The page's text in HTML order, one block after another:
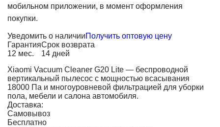
мобильном приложении, в момент оформления
покупки.
Уведомить о наличииПолучить оптовую цену
Гарантия
12 мес.
Срок возврата
14 дней
Xiaomi Vacuum Cleaner G20 Lite — беспроводной
вертикальный пылесос с мощностью всасывания
18000 Па и многоуровневой фильтрацией для уборки
пола, мебели и салона автомобиля.
Доставка:
Самовывоз
Бесплатно